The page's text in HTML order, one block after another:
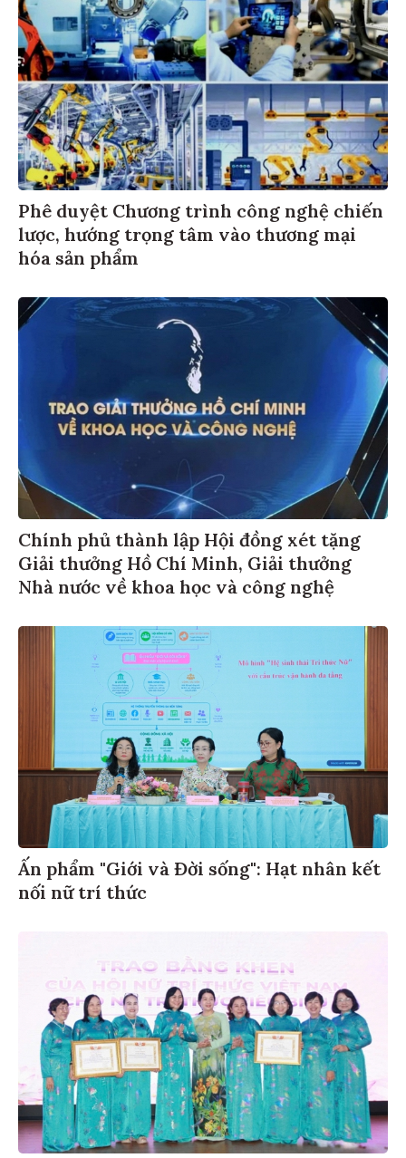
Phê duyệt Chương trình công nghệ chiến
lược, hướng trọng tâm vào thương mại
hóa sản phẩm
Chính phủ thành lập Hội đồng xét tặng
Giải thưởng Hồ Chí Minh, Giải thưởng
Nhà nước về khoa học và công nghệ
Ấn phẩm "Giới và Đời sống": Hạt nhân kết
nối nữ trí thức